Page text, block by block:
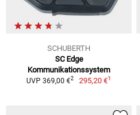
SCHUBERTH
SC Edge
Kommunikationssystem
UVP 369,00 €2 295,20 €1